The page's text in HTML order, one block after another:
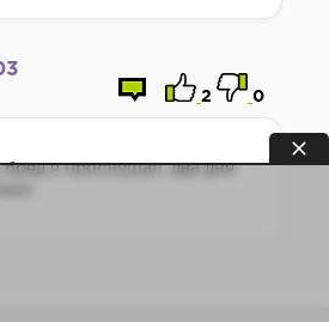
2 0
я прослушал. два дня